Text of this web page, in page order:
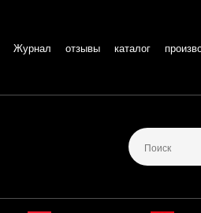
Журнал отзывы каталог